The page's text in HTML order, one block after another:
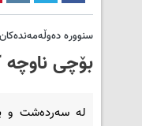
سنوورە
بۆچی ناوچە
لە سەردەشت و